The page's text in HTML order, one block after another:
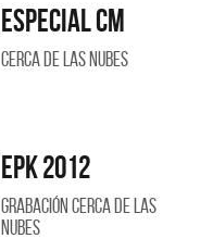
Especial CM
Cerca de las nubes
Epk 2012
Grabación Cerca de las
Nubes